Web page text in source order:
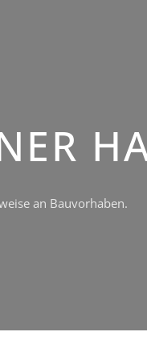
an Bauvorhaben.